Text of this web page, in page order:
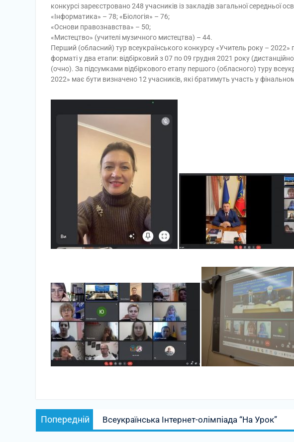
конкурсі зареєстровано 248 учасників із закладів загальної середньої
«Інформатика» – 78; «Біологія» – 76;
«Основи правознавства» – 50;
«Мистецтво» (учителі музичного мистецтва) – 44.
Перший (обласний) тур всеукраїнського конкурсу «Учитель року –
форматі у два етапи: відбірковий з 07 по 09 грудня 2021 року
(очно). За підсумками відбіркового етапу першого (обласного) туру
2022» має бути визначено 12 учасників, які братимуть участь у
Навігація
записів
Попередній
Попередній
запис:
Всеукраїнська Інтернет-олімпіада “На Урок”